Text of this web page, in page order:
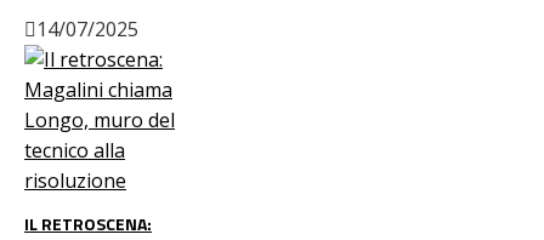
14/07/2025
IL RETROSCENA: